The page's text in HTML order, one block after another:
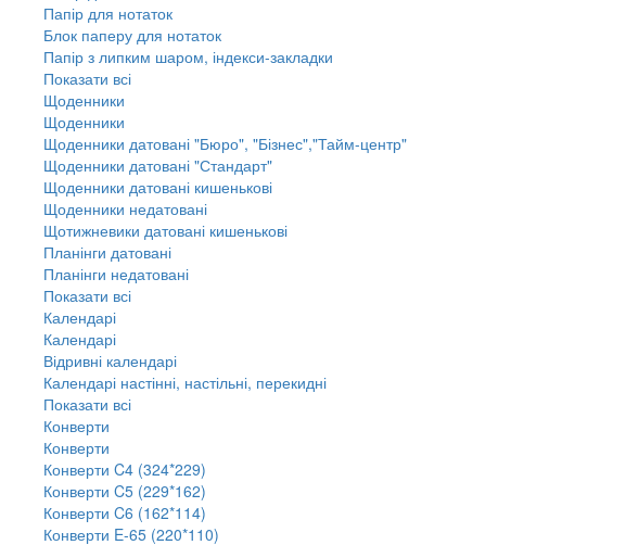
Папір для нотаток
Блок паперу для нотаток
Папір з липким шаром, індекси-закладки
Показати всі
Щоденники
Щоденники
Щоденники датовані "Бюро", "Бізнес","Тайм-центр"
Щоденники датовані "Стандарт"
Щоденники датовані кишенькові
Щоденники недатовані
Щотижневики датовані кишенькові
Планінги датовані
Планінги недатовані
Показати всі
Календарі
Календарі
Відривні календарі
Календарі настінні, настільні, перекидні
Показати всі
Конверти
Конверти
Конверти C4 (324*229)
Конверти C5 (229*162)
Конверти C6 (162*114)
Конверти E-65 (220*110)